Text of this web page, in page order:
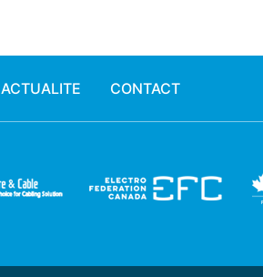
ACTUALITE CONTACT